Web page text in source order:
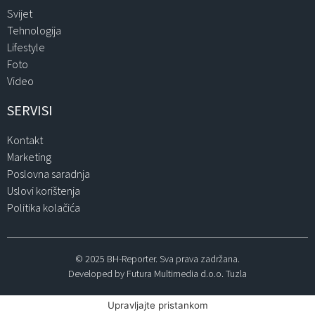
Svijet
Tehnologija
Lifestyle
Foto
Video
SERVISI
Kontakt
Marketing
Poslovna saradnja
Uslovi korištenja
Politika kolačića
© 2025 BH-Reporter. Sva prava zadržana.
Developed by Futura Multimedia d.o.o. Tuzla
Upravljajte pristankom